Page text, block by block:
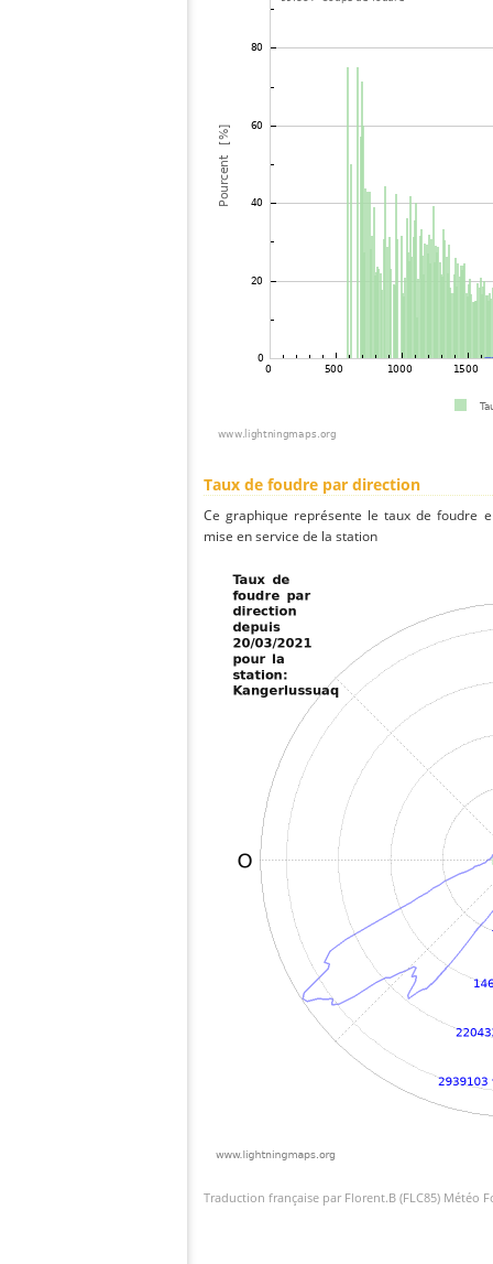
Taux de foudre par direction
Ce graphique représente le taux de foudre
mise en service de la station
Traduction française par Florent.B (FLC85) Météo